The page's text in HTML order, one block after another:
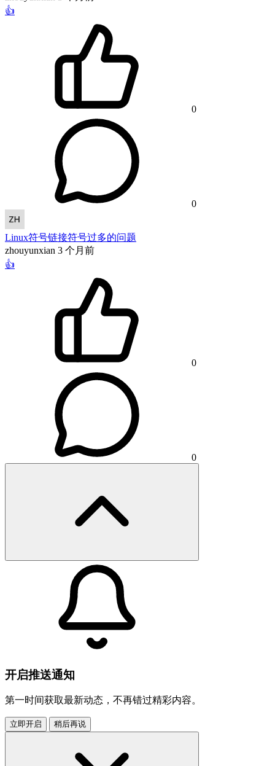
👍
0
0
Linux符号链接符号过多的问题
zhouyunxian 3 个月前
👍
0
0
开启推送通知
第一时间获取最新动态，不再错过精彩内容。
立即开启 稍后再说